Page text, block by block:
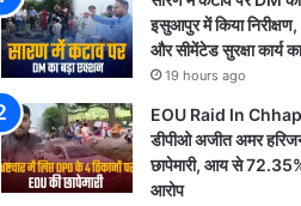
इसुआपुर में किया
और सीमेंटेड सुरक्षा कार्य
19 hours ago
EOU Raid In
डीपीओ अजीत अमर
छापेमारी, आय से
आरोप